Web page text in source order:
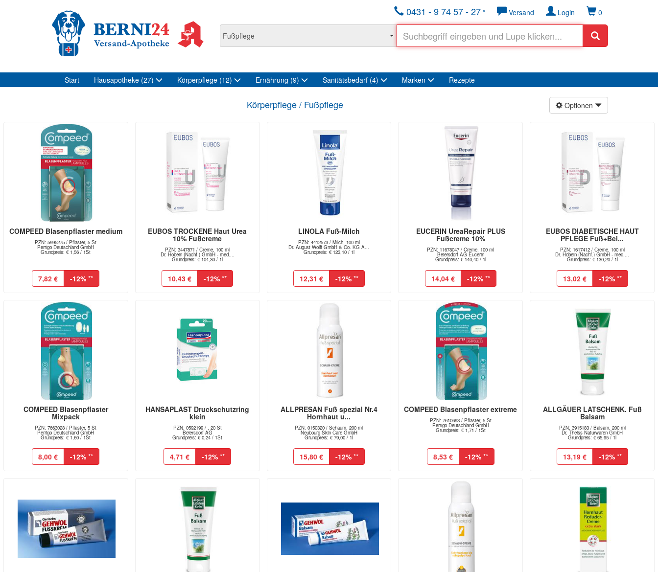
0
Login
Versand
0431 - 9 74 57 - 27 *
Start Hausapotheke (27) Körperpflege (12) Ernährung (9) Sanitätsbedarf (4) Marken Rezepte
Optionen
Körperpflege / Fußpflege
COMPEED Blasenpflaster medium
PZN: 5995275 / Pflaster, 5 St
Perrigo Deutschland GmbH
Grundpreis: € 1,56 / 1St
7,82 € -12% **
EUBOS TROCKENE Haut Urea
10% Fußcreme
PZN: 3447871 / Creme, 100 ml
Dr. Hobein (Nachf.) GmbH - med....
Grundpreis: € 104,30 / 1l
10,43 € -12% **
LINOLA Fuß-Milch
PZN: 4412573 / Milch, 100 ml
Dr. August Wolff GmbH & Co. KG A...
Grundpreis: € 123,10 / 1l
12,31 € -12%**
EUCERIN UreaRepair PLUS
Fußcreme 10%
PZN: 11678047 / Creme, 100 ml
Beiersdorf AG Eucerin
Grundpreis: € 140,40 / 1l
14,04 € -12%**
EUBOS DIABETISCHE HAUT
PFLEGE Fuß+Bei...
PZN: 1617412 / Creme, 100 ml
Dr. Hobein (Nachf.) GmbH - med....
Grundpreis: € 130,20 / 1l
13,02 € -12%**
COMPEED Blasenpflaster
Mixpack
PZN: 7663028 / Pflaster, 5 St
Perrigo Deutschland GmbH
Grundpreis: € 1,60 / 1St
8,00 € -12% **
HANSAPLAST Druckschutzring
klein
PZN: 0592199 / , 20 St
Beiersdorf AG
Grundpreis: € 0,24 / 1St
4,71 € -12% **
ALLPRESAN Fuß spezial Nr.4
Hornhaut u...
PZN: 0150320 / Schaum, 200 ml
Neubourg Skin Care GmbH
Grundpreis: € 79,00 / 1l
15,80 € -12%**
COMPEED Blasenpflaster extreme
PZN: 7610693 / Pflaster, 5 St
Perrigo Deutschland GmbH
Grundpreis: € 1,71 / 1St
8,53 € -12%**
ALLGÄUER LATSCHENK. Fuß
Balsam
PZN: 3915183 / Balsam, 200 ml
Dr. Theiss Naturwaren GmbH
Grundpreis: € 65,95 / 1l
13,19 € -12%**